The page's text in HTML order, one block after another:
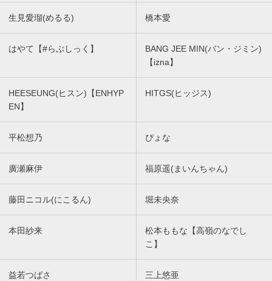
生見愛瑠(めるる) 橋本愛
はやて【#らぶしっく】
BANG JEE MIN(バン・ジミン)
【izna】
HEESEUNG(ヒスン)【ENHYP
EN】
HITGS(ヒッジス)
平松想乃 ぴょな
廣瀬麻伊 福原遥(まいんちゃん)
藤田ニコル(にこるん) 堀未央奈
本田紗来
松本ももな【高嶺のなでし
こ】
益若つばさ 三上悠亜